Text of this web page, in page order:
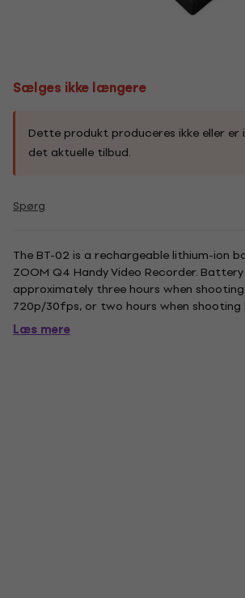
Sælges ikke længere
Dette produkt produceres ikke eller er
det aktuelle tilbud.
Spørg
The BT-02 is a rechargeable lithium-ion
ZOOM Q4 Handy Video Recorder.
approximately three hours when
720p/30fps, or two hours when
1080/30fps video. You can use it as a
Q4.
Læs mere